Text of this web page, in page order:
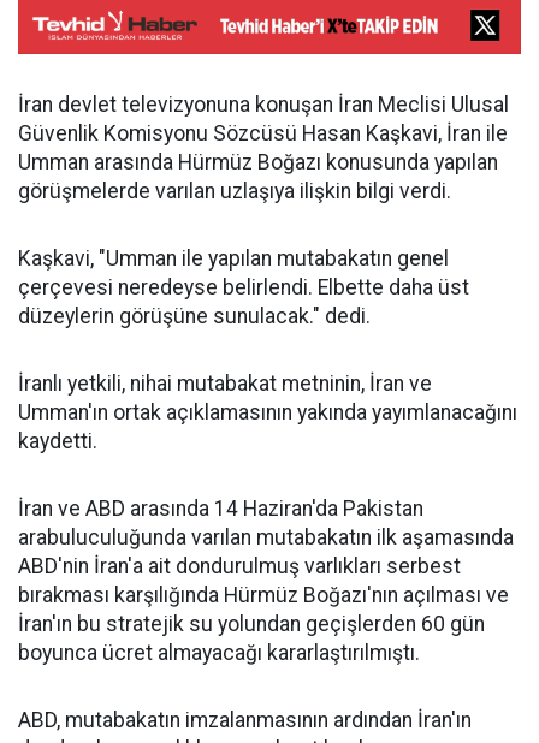
İran devlet televizyonuna konuşan İran Meclisi Ulusal
Güvenlik Komisyonu Sözcüsü Hasan Kaşkavi, İran ile
Umman arasında Hürmüz Boğazı konusunda yapılan
görüşmelerde varılan uzlaşıya ilişkin bilgi verdi.
Kaşkavi, "Umman ile yapılan mutabakatın genel
çerçevesi neredeyse belirlendi. Elbette daha üst
düzeylerin görüşüne sunulacak." dedi.
İranlı yetkili, nihai mutabakat metninin, İran ve
Umman'ın ortak açıklamasının yakında yayımlanacağını
kaydetti.
İran ve ABD arasında 14 Haziran'da Pakistan
arabuluculuğunda varılan mutabakatın ilk aşamasında
ABD'nin İran'a ait dondurulmuş varlıkları serbest
bırakması karşılığında Hürmüz Boğazı'nın açılması ve
İran'ın bu stratejik su yolundan geçişlerden 60 gün
boyunca ücret almayacağı kararlaştırılmıştı.
ABD, mutabakatın imzalanmasının ardından İran'ın